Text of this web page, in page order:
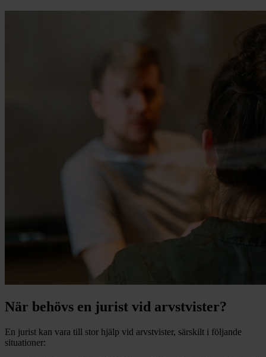
När behövs en jurist vid arvstvister?
En jurist kan vara till stor hjälp vid arvstvister, särskilt i följande
situationer: